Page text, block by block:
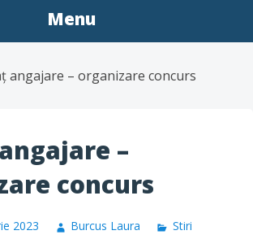
Menu
angajare – organizare concurs
–
concurs
2023 Burcus Laura Stiri